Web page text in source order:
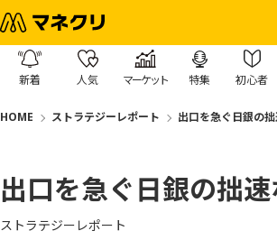
新着 人気 マーケット 特集 初心者
HOME ストラテジーレポート 出口を急ぐ日銀の
出口を急ぐ日銀の拙
ストラテジーレポート